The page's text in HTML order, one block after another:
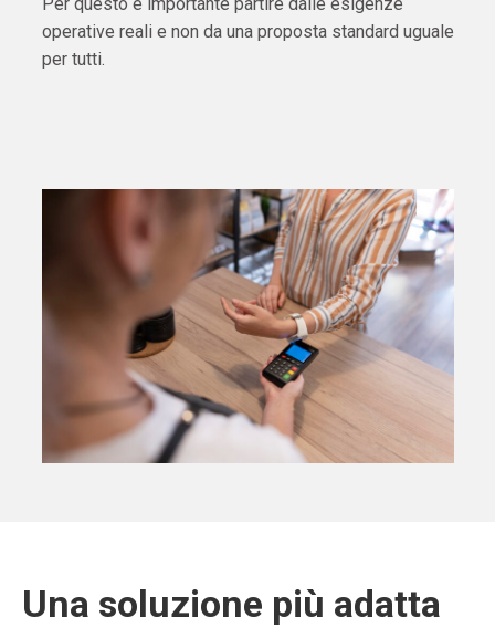
operative reali e non da una proposta standard uguale
per tutti.
Una soluzione più adatta